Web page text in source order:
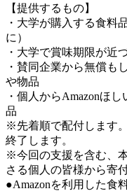
【提供するもの】
・大学が購入する食料
に）
・大学で賞味期限が近
・賛同企業から無償も
や物品
・個人からAmazonほ
品
※先着順で配付します
終了します。
※今回の支援を含む、
さる個人の皆様から寄
●Amazonを利用した食